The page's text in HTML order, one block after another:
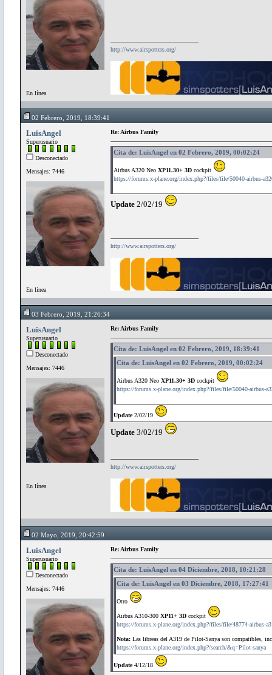
En línea
http://www.airspotters.org/
02 Febrero, 2019, 18:39:41
LuisAngel
Superusuario
Desconectado
Mensajes: 7446
En línea
Re: Airbus Family
Cita de: LuisAngel en 02 Febrero, 2019, 00:02:24
Airbus A320 Neo XP11.30+ 3D cockpit
https://forums.x-plane.org/index.php?/files/file/50040-airbus-
Update 2/02/19
http://www.airspotters.org/
03 Febrero, 2019, 21:26:34
LuisAngel
Superusuario
Desconectado
Mensajes: 7446
En línea
Re: Airbus Family
Cita de: LuisAngel en 02 Febrero, 2019, 18:39:41
Cita de: LuisAngel en 02 Febrero, 2019, 00:02:24
Airbus A320 Neo XP11.30+ 3D cockpit
https://forums.x-plane.org/index.php?/files/file/50040-airbus-
Update2/02/19
Update 3/02/19
http://www.airspotters.org/
02 Mayo, 2019, 20:42:59
LuisAngel
Superusuario
Desconectado
Mensajes: 7446
Re: Airbus Family
Cita de: LuisAngel en 04 Diciembre, 2018, 10:21:28
Cita de: LuisAngel en 03 Diciembre, 2018, 17:27:41
Otro
Airbus A310-300 XP11+ 3D cockpit
https://forums.x-plane.org/index.php?/files/file/48774-airbus-
Nota: Las libreas del A319 de Pilot-Sanya son compatibles,
https://forums.x-plane.org/index.php?/search/&q=Pilot-sanya
Update4/12/18